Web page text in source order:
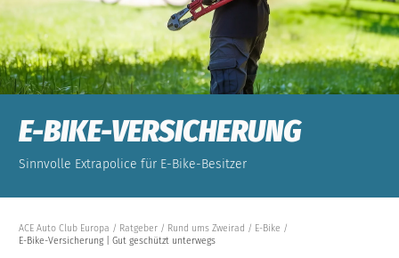
E-BIKE-VERSICHERUNG
Sinnvolle Extrapolice für E-Bike-Besitzer
ACE Auto Club Europa Ratgeber Rund ums Zweirad
E-Bike
E-Bike-Versicherung | Gut geschützt unterwegs